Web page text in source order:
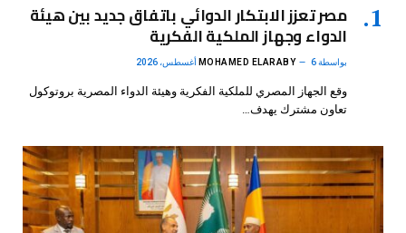
مصر تعزز الابتكار الدوائي باتفاق جديد بين هيئة
الدواء وجهاز الملكية الفكرية
بواسطة MOHAMED ELARABY 6 أغسطس، 2026
وقع الجهاز المصري للملكية الفكرية وهيئة الدواء المصرية بروتوكول
تعاون مشترك يهدف…